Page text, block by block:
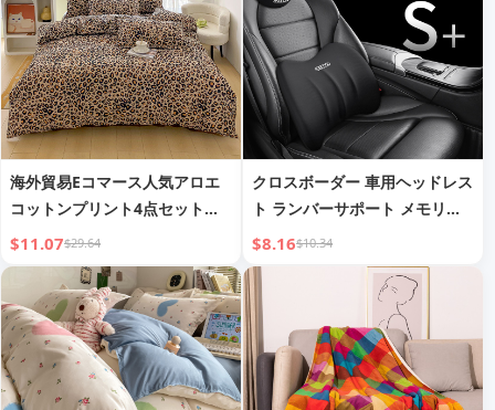
海外貿易Eコマース人気アロエ
コットンプリント4点セット寝
具セット掛布団カバー枕カバー
工場直販ドロップシッピング卸
$11.07$29.64
クロスボーダー 車用ヘッドレス
ト ランバーサポート メモリー
フォーム カークッション
$8.16$10.34